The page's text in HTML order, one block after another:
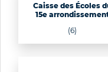
Caisse des Écoles
15e
(6)